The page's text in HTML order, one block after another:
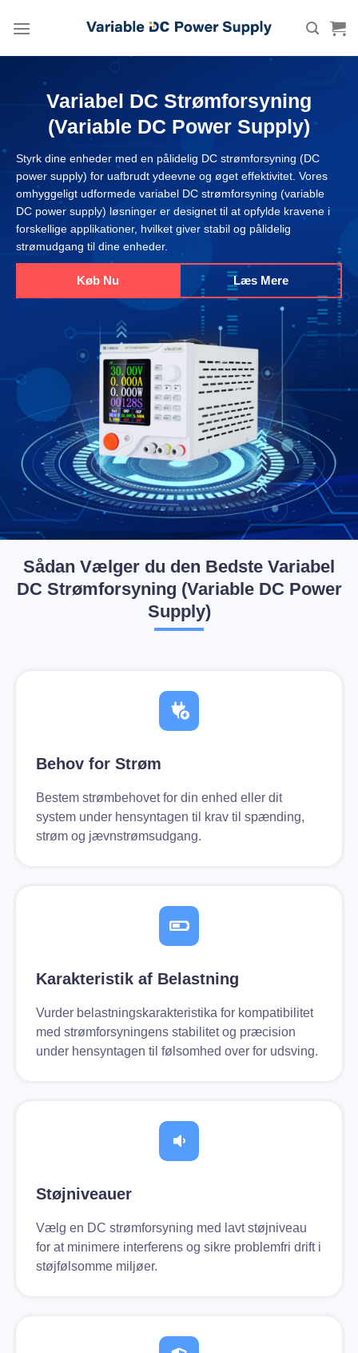
Variabel DC Strømforsyning
(Variable DC Power Supply)
Styrk dine enheder med en pålidelig DC strømforsyning (DC
power supply) for uafbrudt ydeevne og øget effektivitet. Vores
omhyggeligt udformede variabel DC strømforsyning (variable
DC power supply) løsninger er designet til at opfylde kravene i
forskellige applikationer, hvilket giver stabil og pålidelig
strømudgang til dine enheder.
Køb Nu Læs Mere
Sådan Vælger du den Bedste Variabel
DC Strømforsyning (Variable DC Power
Supply)
Behov for Strøm
Bestem strømbehovet for din enhed eller dit
system under hensyntagen til krav til spænding,
strøm og jævnstrømsudgang.
Karakteristik af Belastning
Vurder belastningskarakteristika for kompatibilitet
med strømforsyningens stabilitet og præcision
under hensyntagen til følsomhed over for udsving.
Støjniveauer
Vælg en DC strømforsyning med lavt støjniveau
for at minimere interferens og sikre problemfri drift i
støjfølsomme miljøer.